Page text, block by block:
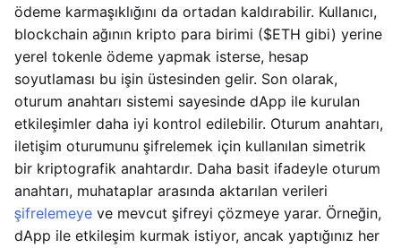
ödeme karmaşıklığını da ortadan kaldırabilir. Kullanıcı,
blockchain ağının kripto para birimi ($ETH gibi) yerine
yerel tokenle ödeme yapmak isterse, hesap
soyutlaması bu işin üstesinden gelir. Son olarak,
oturum anahtarı sistemi sayesinde dApp ile kurulan
etkileşimler daha iyi kontrol edilebilir. Oturum anahtarı,
iletişim oturumunu şifrelemek için kullanılan simetrik
bir kriptografik anahtardır. Daha basit ifadeyle oturum
anahtarı, muhataplar arasında aktarılan verileri
şifrelemeye ve mevcut şifreyi çözmeye yarar. Örneğin,
dApp ile etkileşim kurmak istiyor, ancak yaptığınız her